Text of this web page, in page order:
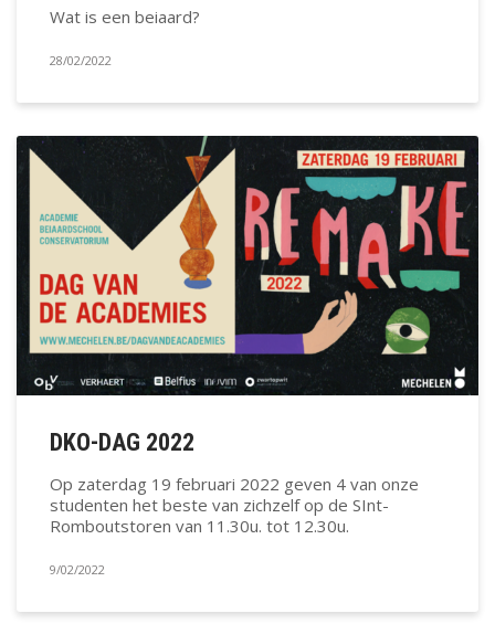
Wat is een beiaard?
28/02/2022
DKO-DAG 2022
Op zaterdag 19 februari 2022 geven 4 van onze
studenten het beste van zichzelf op de SInt-
Romboutstoren van 11.30u. tot 12.30u.
9/02/2022